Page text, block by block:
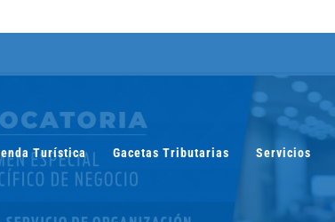
Turística Gacetas Tributarias Servicios